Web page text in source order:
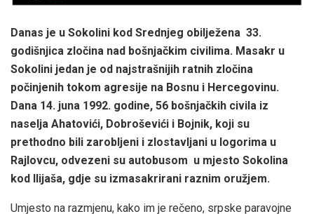
Danas je u Sokolini kod Srednjeg obilježena 33.
godišnjica zločina nad bošnjačkim civilima. Masakr u
Sokolini jedan je od najstrašnijih ratnih zločina
počinjenih tokom agresije na Bosnu i Hercegovinu.
Dana 14. juna 1992. godine, 56 bošnjačkih civila iz
naselja Ahatovići, Dobroševići i Bojnik, koji su
prethodno bili zarobljeni i zlostavljani u logorima u
Rajlovcu, odvezeni su autobusom u mjesto Sokolina
kod Ilijaša, gdje su izmasakrirani raznim oružjem.
Umjesto na razmjenu, kako im je rečeno, srpske paravojne